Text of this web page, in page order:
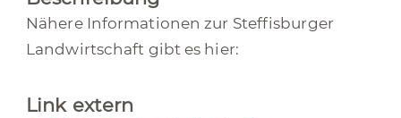
Nähere Informationen zur Steffisburger
Landwirtschaft gibt es hier:
Link extern